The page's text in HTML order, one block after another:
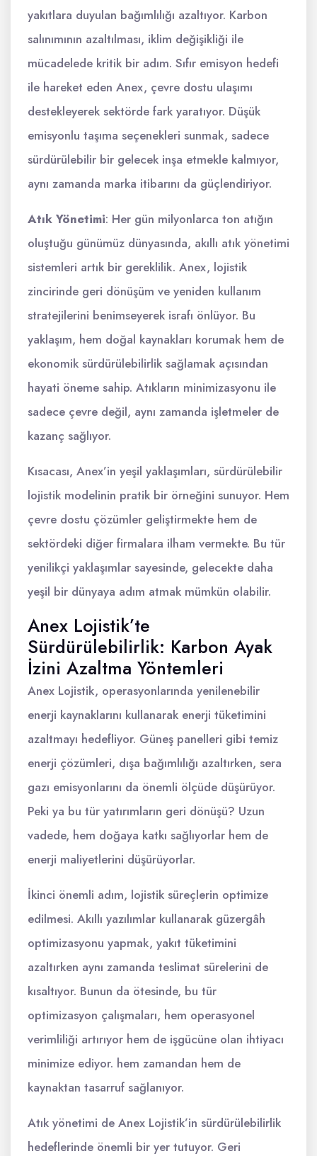
yakıtlara duyulan bağımlılığı azaltıyor. Karbon
salınımının azaltılması, iklim değişikliği ile
mücadelede kritik bir adım. Sıfır emisyon hedefi
ile hareket eden Anex, çevre dostu ulaşımı
destekleyerek sektörde fark yaratıyor. Düşük
emisyonlu taşıma seçenekleri sunmak, sadece
sürdürülebilir bir gelecek inşa etmekle kalmıyor,
aynı zamanda marka itibarını da güçlendiriyor.
Atık Yönetimi: Her gün milyonlarca ton atığın
oluştuğu günümüz dünyasında, akıllı atık yönetimi
sistemleri artık bir gereklilik. Anex, lojistik
zincirinde geri dönüşüm ve yeniden kullanım
stratejilerini benimseyerek israfı önlüyor. Bu
yaklaşım, hem doğal kaynakları korumak hem de
ekonomik sürdürülebilirlik sağlamak açısından
hayati öneme sahip. Atıkların minimizasyonu ile
sadece çevre değil, aynı zamanda işletmeler de
kazanç sağlıyor.
Kısacası, Anex’in yeşil yaklaşımları, sürdürülebilir
lojistik modelinin pratik bir örneğini sunuyor. Hem
çevre dostu çözümler geliştirmekte hem de
sektördeki diğer firmalara ilham vermekte. Bu tür
yenilikçi yaklaşımlar sayesinde, gelecekte daha
yeşil bir dünyaya adım atmak mümkün olabilir.
Anex Lojistik’te
Sürdürülebilirlik: Karbon Ayak
İzini Azaltma Yöntemleri
Anex Lojistik, operasyonlarında yenilenebilir
enerji kaynaklarını kullanarak enerji tüketimini
azaltmayı hedefliyor. Güneş panelleri gibi temiz
enerji çözümleri, dışa bağımlılığı azaltırken, sera
gazı emisyonlarını da önemli ölçüde düşürüyor.
Peki ya bu tür yatırımların geri dönüşü? Uzun
vadede, hem doğaya katkı sağlıyorlar hem de
enerji maliyetlerini düşürüyorlar.
İkinci önemli adım, lojistik süreçlerin optimize
edilmesi. Akıllı yazılımlar kullanarak güzergâh
optimizasyonu yapmak, yakıt tüketimini
azaltırken aynı zamanda teslimat sürelerini de
kısaltıyor. Bunun da ötesinde, bu tür
optimizasyon çalışmaları, hem operasyonel
verimliliği artırıyor hem de işgücüne olan ihtiyacı
minimize ediyor. hem zamandan hem de
kaynaktan tasarruf sağlanıyor.
Atık yönetimi de Anex Lojistik’in sürdürülebilirlik
hedeflerinde önemli bir yer tutuyor. Geri